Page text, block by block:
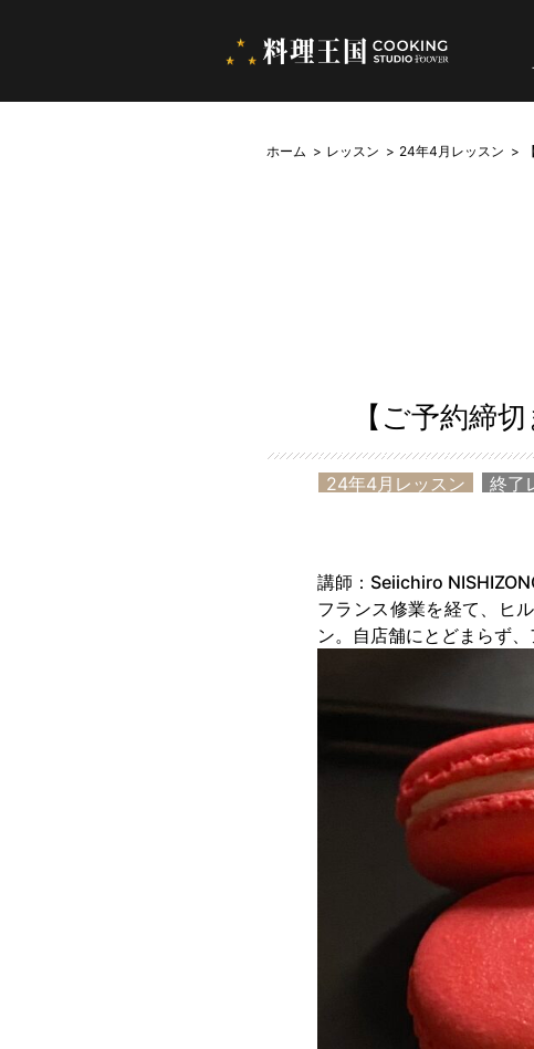
ホーム レッスン 24年4月レッスン
【ご予約締
24年4月レッスン 終了
講師：Seiichiro
フランス修業を経て、ヒ
ン。自店舗にとどまらず